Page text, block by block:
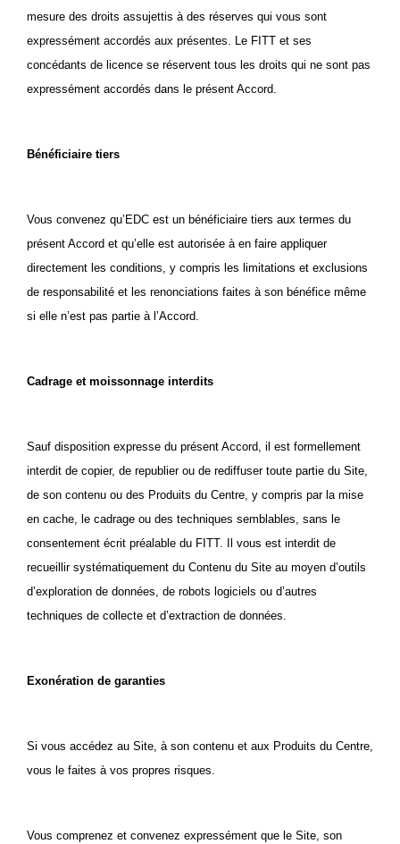
mesure des droits assujettis à des réserves qui vous sont
expressément accordés aux présentes. Le FITT et ses
concédants de licence se réservent tous les droits qui ne sont pas
expressément accordés dans le présent Accord.
Bénéficiaire tiers
Vous convenez qu’EDC est un bénéficiaire tiers aux termes du
présent Accord et qu’elle est autorisée à en faire appliquer
directement les conditions, y compris les limitations et exclusions
de responsabilité et les renonciations faites à son bénéfice même
si elle n’est pas partie à l’Accord.
Cadrage et moissonnage interdits
Sauf disposition expresse du présent Accord, il est formellement
interdit de copier, de republier ou de rediffuser toute partie du Site,
de son contenu ou des Produits du Centre, y compris par la mise
en cache, le cadrage ou des techniques semblables, sans le
consentement écrit préalable du FITT. Il vous est interdit de
recueillir systématiquement du Contenu du Site au moyen d’outils
d’exploration de données, de robots logiciels ou d’autres
techniques de collecte et d’extraction de données.
Exonération de garanties
Si vous accédez au Site, à son contenu et aux Produits du Centre,
vous le faites à vos propres risques.
Vous comprenez et convenez expressément que le Site, son